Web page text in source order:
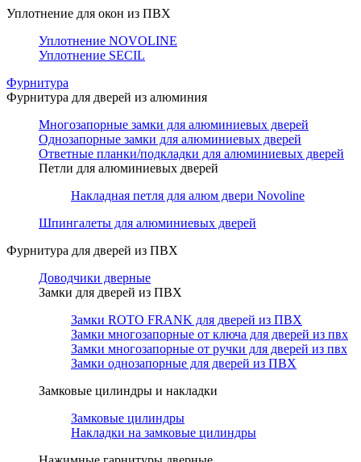
Уплотнение для окон из ПВХ
Уплотнение NOVOLINE
Уплотнение SECIL
Фурнитура
Фурнитура для дверей из алюминия
Многозапорные замки для алюминиевых дверей
Однозапорные замки для алюминиевых дверей
Ответные планки/подкладки для алюминиевых дверей
Петли для алюминиевых дверей
Накладная петля для алюм двери Novoline
Шпингалеты для алюминиевых дверей
Фурнитура для дверей из ПВХ
Доводчики дверные
Замки для дверей из ПВХ
Замки ROTO FRANK для дверей из ПВХ
Замки многозапорные от ключа для дверей из пвх
Замки многозапорные от ручки для дверей из пвх
Замки однозапорные для дверей из ПВХ
Замковые цилиндры и накладки
Замковые цилиндры
Накладки на замковые цилиндры